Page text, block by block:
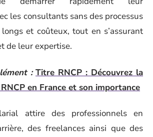
les consultants sans des processus
et coûteux, tout en s’assurant
de leur expertise.
: Titre RNCP : Découvrez la
en France et son importance
attire des professionnels en
des freelances ainsi que des